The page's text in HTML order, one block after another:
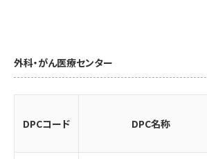
外科・がん医療センター
DPCコード DPC名称